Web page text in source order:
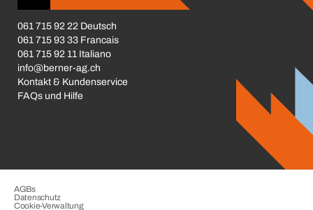
061 715 92 22 Deutsch
061 715 93 33 Francais
061 715 92 11 Italiano
info@berner-ag.ch
Kontakt & Kundenservice
FAQs und Hilfe
AGBs
Datenschutz
Cookie-Verwaltung